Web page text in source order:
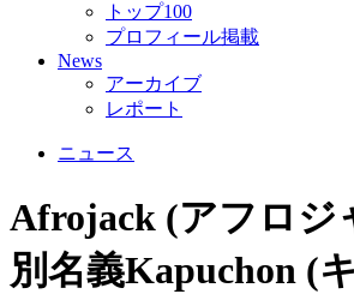
トップ100
プロフィール掲載
News
アーカイブ
レポート
ニュース
Afrojack (アフロジ
別名義Kapuchon (